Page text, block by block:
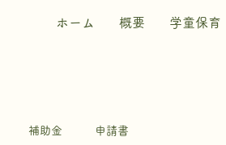
ホーム 概要 学童保育
補助金 申請書